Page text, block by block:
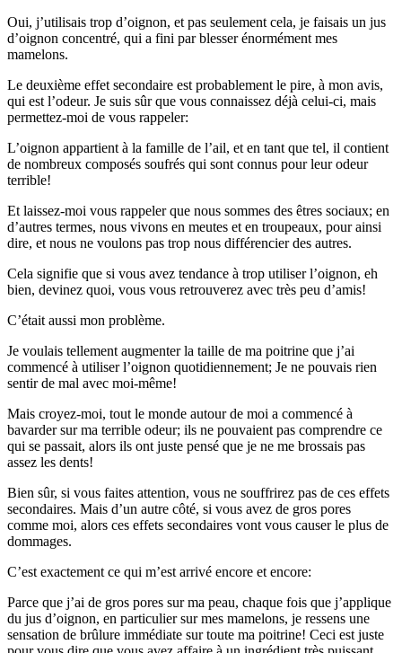
Oui, j’utilisais trop d’oignon, et pas seulement cela, je faisais un jus
d’oignon concentré, qui a fini par blesser énormément mes
mamelons.
Le deuxième effet secondaire est probablement le pire, à mon avis,
qui est l’odeur. Je suis sûr que vous connaissez déjà celui-ci, mais
permettez-moi de vous rappeler:
L’oignon appartient à la famille de l’ail, et en tant que tel, il contient
de nombreux composés soufrés qui sont connus pour leur odeur
terrible!
Et laissez-moi vous rappeler que nous sommes des êtres sociaux; en
d’autres termes, nous vivons en meutes et en troupeaux, pour ainsi
dire, et nous ne voulons pas trop nous différencier des autres.
Cela signifie que si vous avez tendance à trop utiliser l’oignon, eh
bien, devinez quoi, vous vous retrouverez avec très peu d’amis!
C’était aussi mon problème.
Je voulais tellement augmenter la taille de ma poitrine que j’ai
commencé à utiliser l’oignon quotidiennement; Je ne pouvais rien
sentir de mal avec moi-même!
Mais croyez-moi, tout le monde autour de moi a commencé à
bavarder sur ma terrible odeur; ils ne pouvaient pas comprendre ce
qui se passait, alors ils ont juste pensé que je ne me brossais pas
assez les dents!
Bien sûr, si vous faites attention, vous ne souffrirez pas de ces effets
secondaires. Mais d’un autre côté, si vous avez de gros pores
comme moi, alors ces effets secondaires vont vous causer le plus de
dommages.
C’est exactement ce qui m’est arrivé encore et encore:
Parce que j’ai de gros pores sur ma peau, chaque fois que j’applique
du jus d’oignon, en particulier sur mes mamelons, je ressens une
sensation de brûlure immédiate sur toute ma poitrine! Ceci est juste